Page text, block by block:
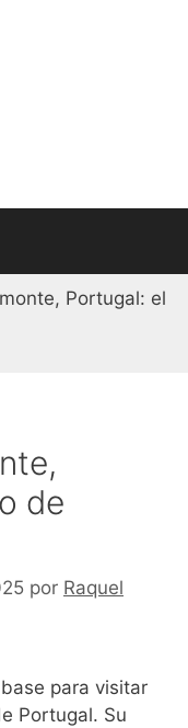
Portugal: el
de
por Raquel
para visitar
Portugal. Su